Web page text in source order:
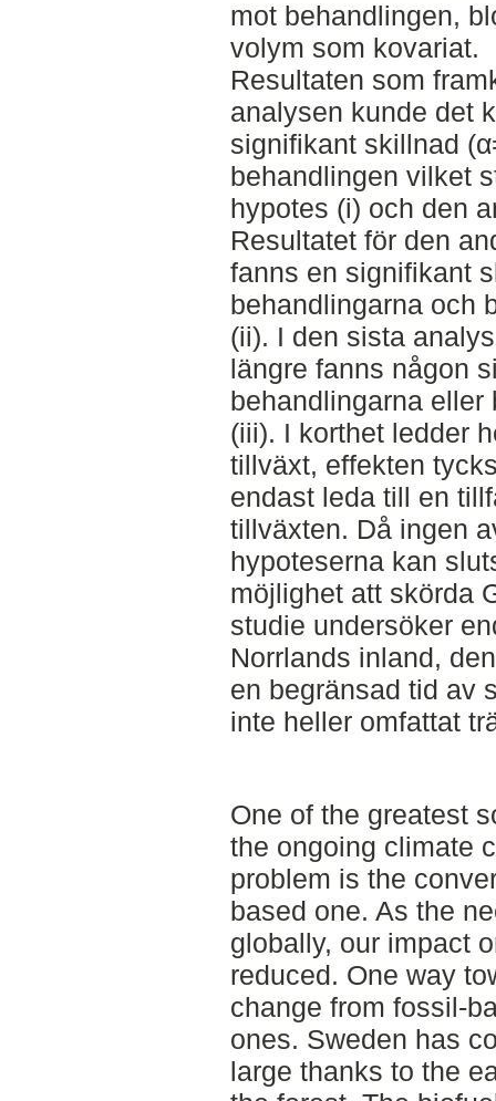
mot behandlingen,
volym som kovariat.
Resultaten som
analysen kunde det
signifikant skillnad
behandlingen vilket
hypotes (i) och den
Resultatet för den
fanns en signifikant
behandlingarna och
(ii). I den sista
längre fanns någon
behandlingarna
(iii). I korthet ledder
tillväxt, effekten
endast leda till en
tillväxten. Då ingen
hypoteserna kan
möjlighet att skörda
studie undersöker
Norrlands inland,
en begränsad tid av
inte heller omfattat
One of the greatest
the ongoing climate
problem is the
based one. As the
globally, our impact
reduced. One way
change from fossil-
ones. Sweden has
large thanks to the